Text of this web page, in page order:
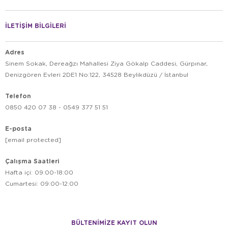
olan sahipler için büyüme evresini destekleyen kalsiyum ve
Petburada olarak, Loi’nin orijinal ve en taze ürünlerini sizlere
sunmaktan mutluluk duyuyoruz. Kedileriniz ve köpekleriniz için
istiyorsanız Loi ürünleri mükemmel bir tercihtir.
İLETİŞİM BİLGİLERİ
Adres
Sinem Sokak, Dereağzı Mahallesi Ziya Gökalp Caddesi, Gürpınar,
Denizgören Evleri 2DE1 No:122, 34528 Beylikdüzü / İstanbul
Telefon
0850 420 07 38 - 0549 377 51 51
E-posta
[email protected]
Çalışma Saatleri
Hafta içi: 09:00-18:00
Cumartesi: 09:00-12:00
BÜLTENİMİZE KAYIT OLUN